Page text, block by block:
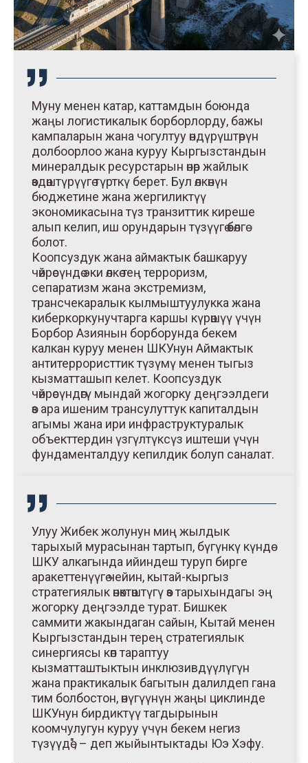
Муну менен катар, каттамдын боюнда
жаңы логистикалык борборлорду, бажы
кампаларын жана чогултуу өндүрүштөрүн
долбоорлоо жана куруу Кыргызстандын
минералдык ресурстарын өнөр жайлык
өздөштүрүүгө түрткү берет. Бул өлкөнүн
бюджетине жана жергиликтүү
экономикасына түз транзиттик киреше
алып келип, иш орундарын түзүүгө өбөлгө
болот.
Коопсуздук жана аймактык башкаруу
чөйрөсүндө эки өлкө тең терроризм,
сепаратизм жана экстремизм,
трансчекаралык кылмыштуулукка жана
киберкоркунучтарга каршы күрөшүү үчүн
Борбор Азиянын борборунда бекем
калкан куруу менен ШКУнун Аймактык
антитеррористтик түзүмү менен тыгыз
кызматташып келет. Коопсуздук
чөйрөсүндөгү мындай жогорку деңгээлдеги
өз ара ишеним трансулуттук капиталдын
агымы жана ири инфраструктуралык
объекттердин үзгүлтүксүз иштеши үчүн
фундаменталдуу кепилдик болуп саналат.
Улуу Жибек жолунун миң жылдык
тарыхый мурасынан тартып, бүгүнкү күндө
ШКУ алкагында ийиндеш туруп бирге
аракеттенүүгө чейин, кытай-кыргыз
стратегиялык өнөктөштүгү өз тарыхындагы эң
жогорку деңгээлде турат. Бишкек
саммити жакындаган сайын, Кытай менен
Кыргызстандын терең стратегиялык
синергиясы көп тараптуу
кызматташтыктын инклюзивдүүлүгүн
жана практикалык багытын далилдеп гана
тим болбостон, өнүгүүнүн жаңы циклинде
ШКУнун бирдиктүү тагдырынын
коомчулугун куруу үчүн бекем негиз
түзүүдө", – деп жыйынтыктады Юэ Хэфу.